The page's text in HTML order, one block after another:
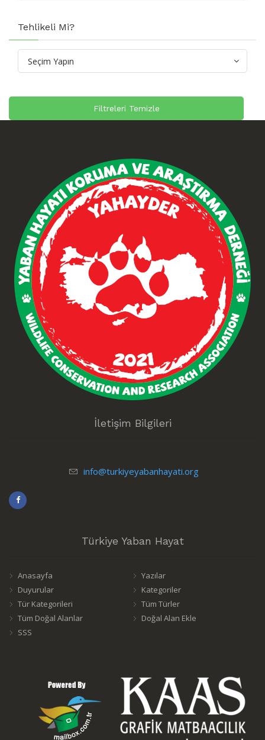
Tehlikeli Mi?
Filtreleri Temizle
İletişim Bilgileri
info@turkiyeyabanhayati.org
Türkiye Yaban Hayat
Anasayfa
Yazılar
Duyurular
Kategoriler
Tür Kategorileri
Tüm Türler
Tüm Doğal Alanlar
Doğal Alan Ekle
SSS